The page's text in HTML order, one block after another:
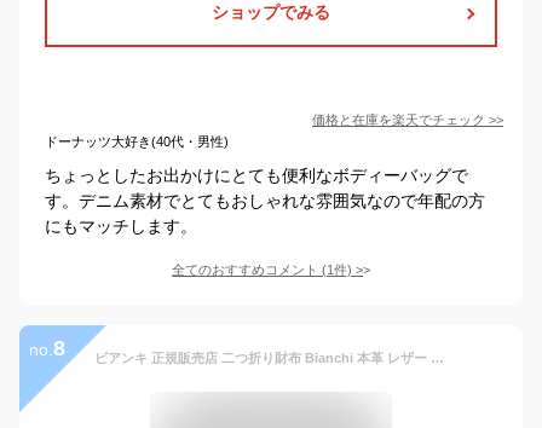
ショップでみる
価格と在庫を楽天でチェック >>
ドーナッツ大好き(40代・男性)
ちょっとしたお出かけにとても便利なボディーバッグで
す。デニム素材でとてもおしゃれな雰囲気なので年配の方
にもマッチします。
全てのおすすめコメント (1件) >
no. 8 ビアンキ 正規販売店 二つ折り財布 Bianchi 本革 レザー ヌバック革 ショートウォレット 【 メンズ レディース 財布 さいふ 小銭入れ 札入れ おしゃれ シンプル 人気 大人カジュアル ビジネス 20代 30代 40代 50代 ファッション プレゼント ギフト 】